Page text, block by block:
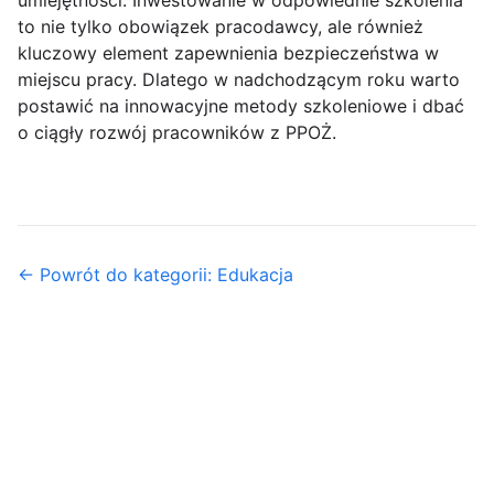
to nie tylko obowiązek pracodawcy, ale również
kluczowy element zapewnienia bezpieczeństwa w
miejscu pracy. Dlatego w nadchodzącym roku warto
postawić na innowacyjne metody szkoleniowe i dbać
o ciągły rozwój pracowników z PPOŻ.
← Powrót do kategorii: Edukacja